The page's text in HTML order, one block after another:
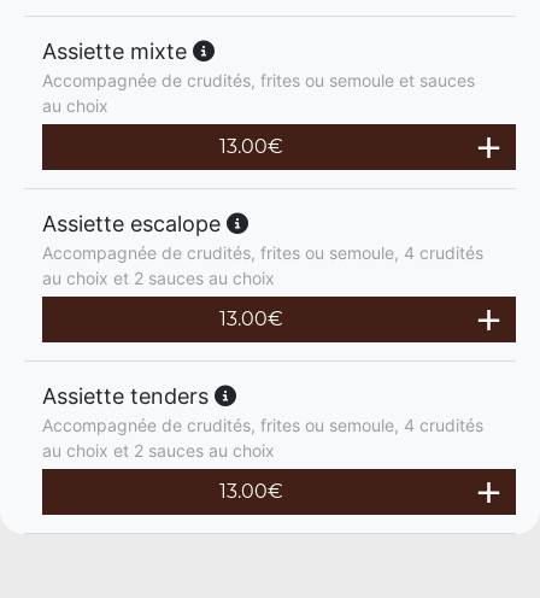
Assiette mixte
Accompagnée de crudités, frites ou semoule et sauces
au choix
13.00€
Assiette escalope
Accompagnée de crudités, frites ou semoule, 4 crudités
au choix et 2 sauces au choix
13.00€
Assiette tenders
Accompagnée de crudités, frites ou semoule, 4 crudités
au choix et 2 sauces au choix
13.00€